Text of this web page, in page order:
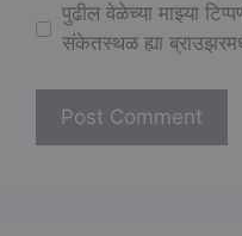
पुढील वेळेच्या माझ्या
संकेतस्थळ ह्या